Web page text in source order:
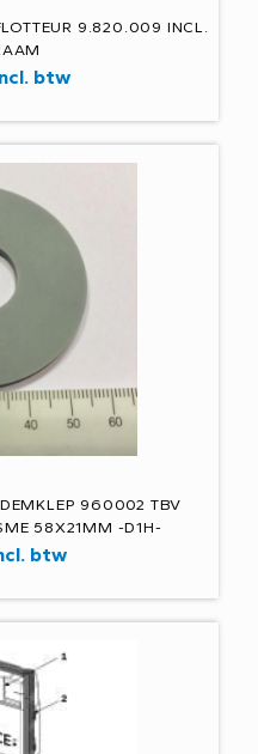
9.820.009 INCL.
btw
960002 TBV
58X21MM -D1H-
btw